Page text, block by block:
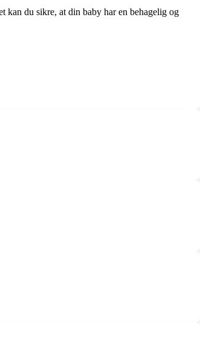
kan du sikre, at din baby har en behagelig og